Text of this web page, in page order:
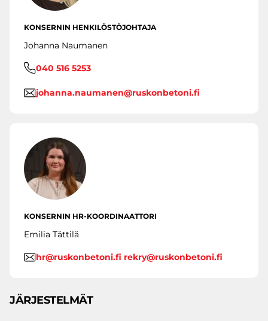
KONSERNIN HENKILÖSTÖJOHTAJA
Johanna Naumanen
040 516 5253
johanna.naumanen@ruskonbetoni.fi
KONSERNIN HR-KOORDINAATTORI
Emilia Tättilä
hr@ruskonbetoni.fi rekry@ruskonbetoni.fi
JÄRJESTELMÄT